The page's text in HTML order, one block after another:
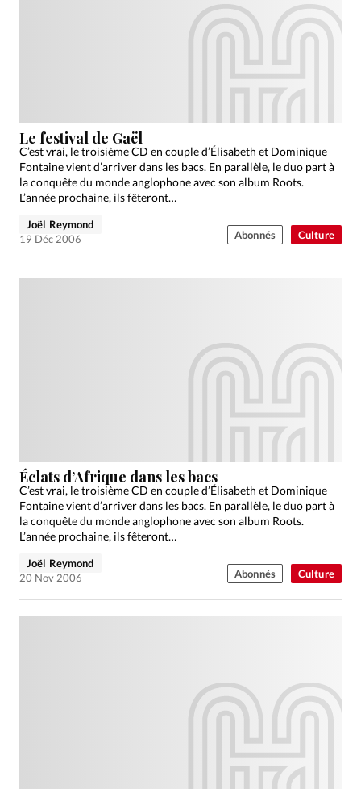
Culture
Le festival de Gaël
C’est vrai, le troisième CD en couple d’Élisabeth et Dominique
Fontaine vient d’arriver dans les bacs. En parallèle, le duo part à
la conquête du monde anglophone avec son album Roots.
L’année prochaine, ils fêteront…
Joël Reymond
19 Déc 2006
Abonnés
Culture
Éclats d’Afrique dans les bacs
C’est vrai, le troisième CD en couple d’Élisabeth et Dominique
Fontaine vient d’arriver dans les bacs. En parallèle, le duo part à
la conquête du monde anglophone avec son album Roots.
L’année prochaine, ils fêteront…
Joël Reymond
20 Nov 2006
Abonnés